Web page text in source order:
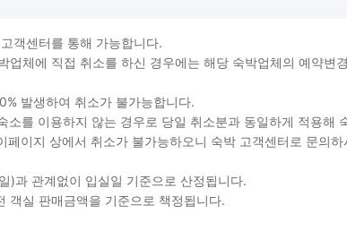
객센터를 통해 가능합니다.
업체에 직접 취소를 하신 경우에는 해당 숙박업체의 예약변
발생하여 취소가 불가능합니다.
소를 이용하지 않는 경우로 당일 취소분과 동일하게 적용해
페이지 상에서 취소가 불가능하오니 숙박 고객센터로 문의하
)과 관계없이 입실일 기준으로 산정됩니다.
객실 판매금액을 기준으로 책정됩니다.